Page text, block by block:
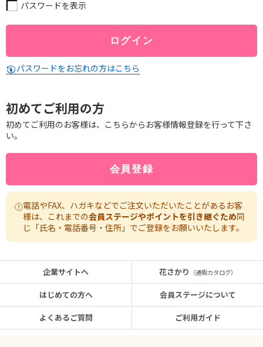
パスワードを表示
パスワードをお忘れの方はこちら
初めてご利用の方
初めてご利用のお客様は、こちらからお客様情報登録を行って下さ
い。
電話やFAX、ハガキなどでご注文いただいたことがあるお客
様は、これまでの会員ステージやポイントを引き継ぐため同
じ「氏名・電話番号・住所」でご登録をお願いいたします。
企業サイトへ
はじめての方へ
よくあるご質問
花さかり （通販カタログ）
会員ステージについて
ご利用ガイド